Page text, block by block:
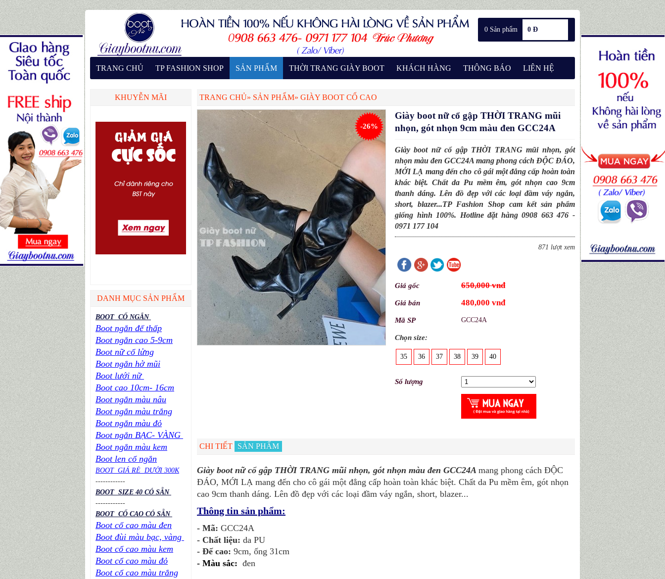
Giày boot nữ cổ gập THỜI TRANG mũi
nhọn, gót nhọn 9cm màu đen GCC24A
Giày boot nữ cổ gập THỜI TRANG mũi nhọn, gót
nhọn màu đen GCC24A mang phong cách ĐỘC ĐÁO,
MỚI LẠ mang đến cho cô gái một đẳng cấp hoàn toàn
khác biệt. Chất da Pu mềm êm, gót nhọn cao 9cm
thanh dáng. Lên đồ đẹp với các loại đầm váy ngắn,
short, blazer...TP Fashion Shop cam kết sản phẩm
giống hình 100%. Hotline đặt hàng 0908 663 476 -
0971 177 104
871 lượt xem
Giá gốc 650,000 vnđ
Giá bán 480,000 vnđ
Mã SP GCC24A
Chọn size:
35 36 37 38 39 40
Số lượng
-26%
CHI TIẾT SẢN PHẨM
Giày boot nữ cổ gập THỜI TRANG mũi nhọn, gót nhọn màu đen GCC24A mang phong cách ĐỘC
ĐÁO, MỚI LẠ mang đến cho cô gái một đẳng cấp hoàn toàn khác biệt. Chất da Pu mềm êm, gót nhọn
cao 9cm thanh dáng. Lên đồ đẹp với các loại đầm váy ngắn, short, blazer...
Thông tin sản phẩm:
- Mã: GCC24A
- Chất liệu: da PU
- Đế cao: 9cm, ống 31cm
- Màu sắc: đen
TRANG CHỦ» SẢN PHẨM» GIÀY BOOT CỔ CAO
KHUYỄN MÃI
DANH MỤC SẢN PHẨM
BOOT CỔ NGẮN
Boot ngắn đế thấp
Boot ngắn cao 5-9cm
Boot nữ cổ lửng
Boot ngắn hở mũi
Boot lưới nữ
Boot cao 10cm- 16cm
Boot ngắn màu nâu
Boot ngắn màu trắng
Boot ngắn màu đỏ
Boot ngắn BẠC- VÀNG
Boot ngắn màu kem
Boot len cổ ngắn
BOOT GIÁ RẺ DƯỚI 300K
------------
BOOT SIZE 40 CÓ SẴN
------------
BOOT CỔ CAO CÓ SẴN
Boot cổ cao màu đen
Boot đùi màu bạc, vàng
Boot cổ cao màu kem
Boot cổ cao màu đỏ
Boot cổ cao màu trắng
0 Sản phẩm 0 Đ
TRANG CHỦ TP FASHION SHOP SẢN PHẨM THỜI TRANG GIÀY BOOT KHÁCH HÀNG THÔNG BÁO LIÊN HỆ